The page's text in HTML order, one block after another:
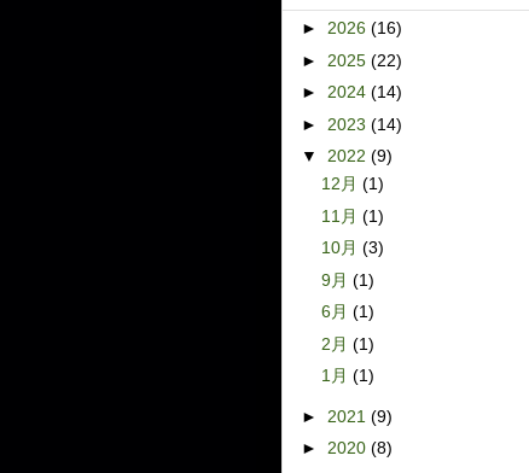
► 2026 (16)
► 2025 (22)
► 2024 (14)
► 2023 (14)
▼ 2022 (9)
12月 (1)
11月 (1)
10月 (3)
9月 (1)
6月 (1)
2月 (1)
1月 (1)
► 2021 (9)
► 2020 (8)